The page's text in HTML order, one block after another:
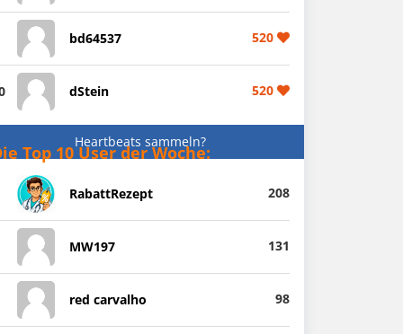
bd64537 520
dStein 520
Heartbeats sammeln?
Top 10 User der Woche:
RabattRezept 208
MW197 131
red carvalho 98